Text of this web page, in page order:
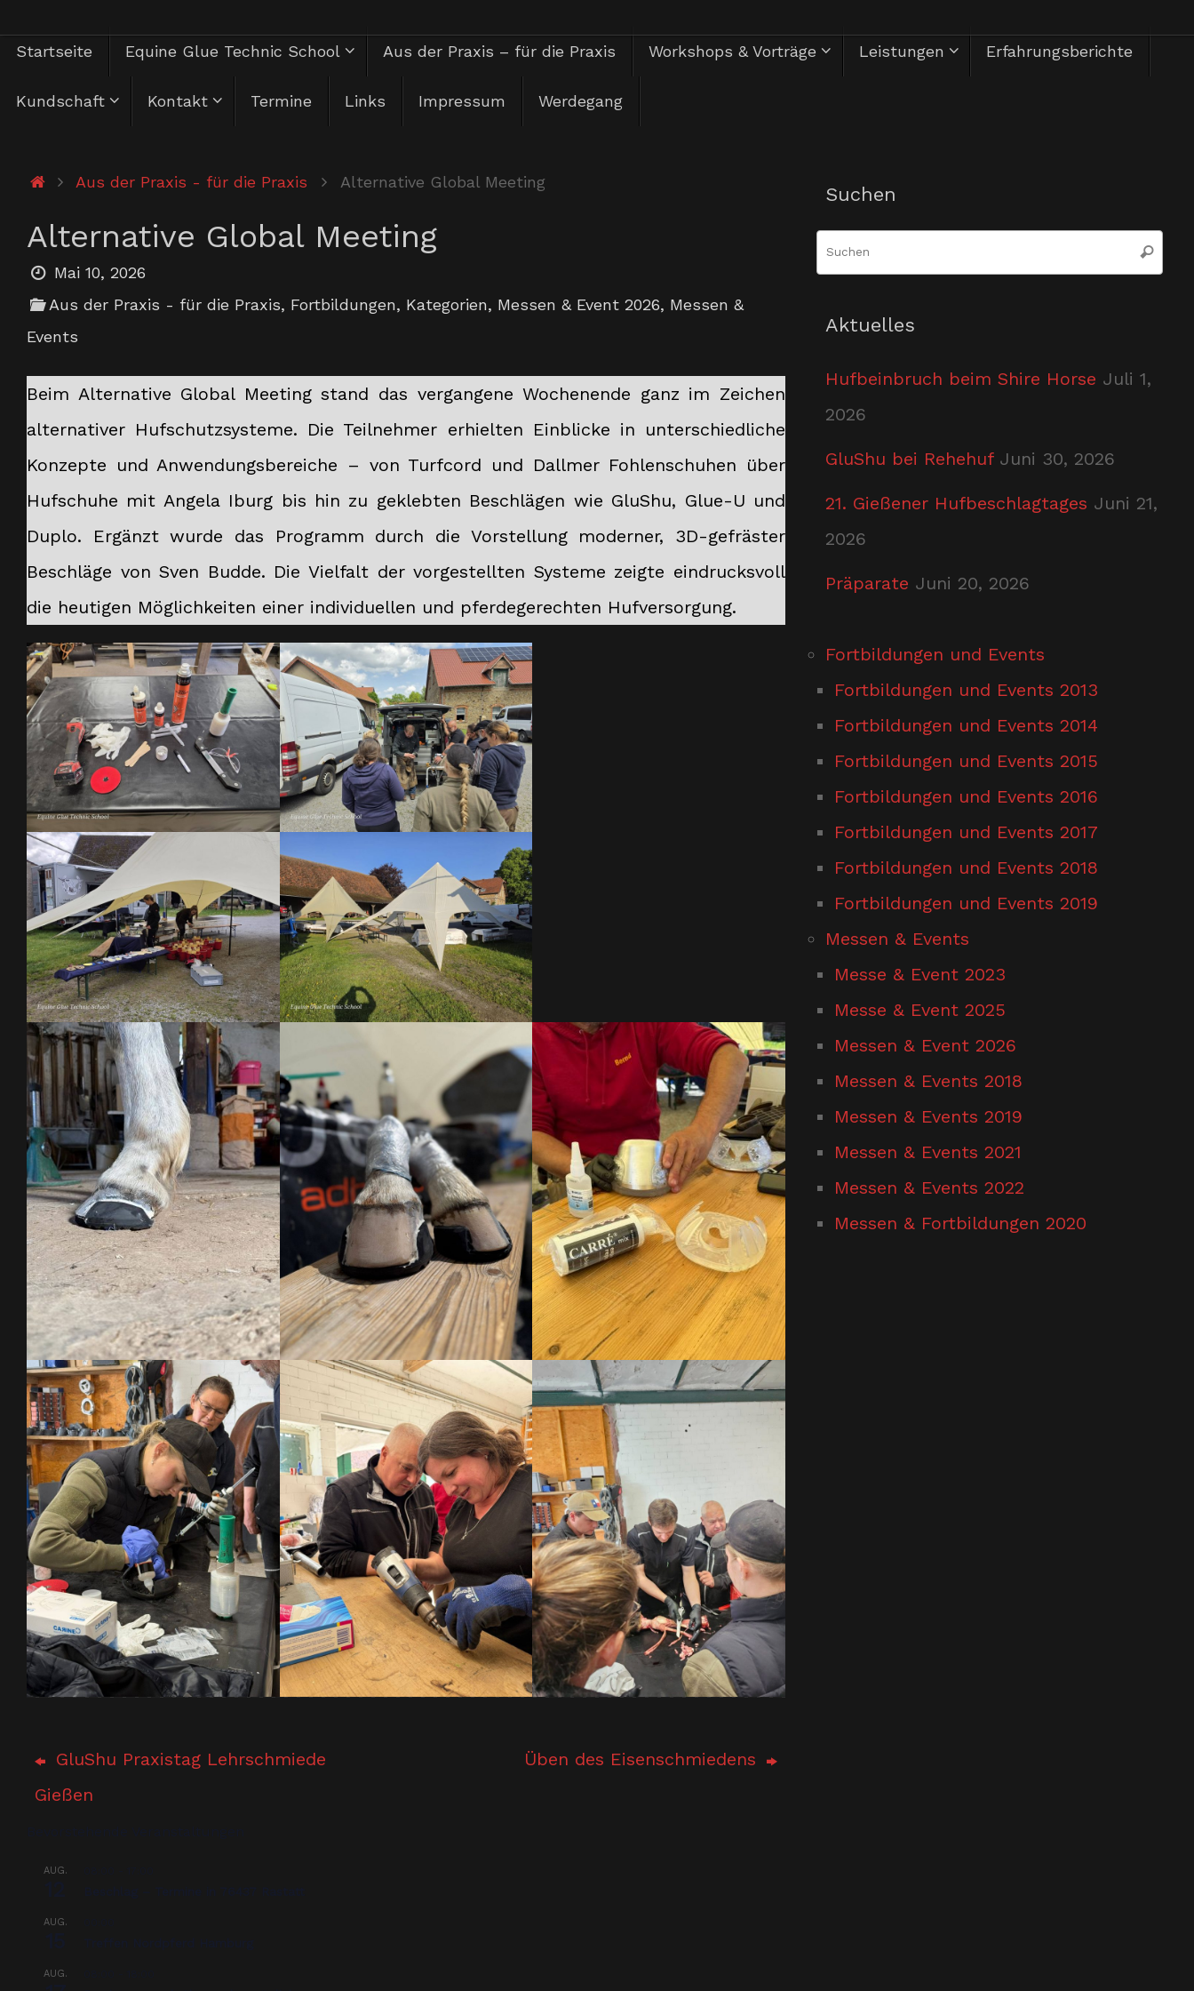
Zum
Herzlich Willkommen
Zum
InhaltStartseite Equine Glue Technic School Aus der Praxis – für die Praxis Workshops & Vorträge Leistungen Erfahrungsberichte
Kundschaft Kontakt Termine Links Impressum Werdegang
StartAus der Praxis - für die Praxis Alternative Global Meeting
Alternative Global Meeting
Mai 10, 2026
Aus der Praxis - für die Praxis, Fortbildungen, Kategorien, Messen & Event 2026, Messen &
Events
Beim Alternative Global Meeting stand das vergangene Wochenende ganz im Zeichen
alternativer Hufschutzsysteme. Die Teilnehmer erhielten Einblicke in unterschiedliche
Konzepte und Anwendungsbereiche – von Turfcord und Dallmer Fohlenschuhen über
Hufschuhe mit Angela Iburg bis hin zu geklebten Beschlägen wie GluShu, Glue-U und
Duplo. Ergänzt wurde das Programm durch die Vorstellung moderner, 3D-gefräster
Beschläge von Sven Budde. Die Vielfalt der vorgestellten Systeme zeigte eindrucksvoll
die heutigen Möglichkeiten einer individuellen und pferdegerechten Hufversorgung.
GluShu Praxistag Lehrschmiede
Gießen
Üben des Eisenschmiedens
AUG.
AUG.
AUG.
Suchen
Suchen
Aktuelles
Hufbeinbruch beim Shire Horse Juli 1,
2026
GluShu bei Rehehuf Juni 30, 2026
21. Gießener Hufbeschlagtages Juni 21,
2026
Präparate Juni 20, 2026
Fortbildungen und Events
Fortbildungen und Events 2013
Fortbildungen und Events 2014
Fortbildungen und Events 2015
Fortbildungen und Events 2016
Fortbildungen und Events 2017
Fortbildungen und Events 2018
Fortbildungen und Events 2019
Messen & Events
Messe & Event 2023
Messe & Event 2025
Messen & Event 2026
Messen & Events 2018
Messen & Events 2019
Messen & Events 2021
Messen & Events 2022
Messen & Fortbildungen 2020